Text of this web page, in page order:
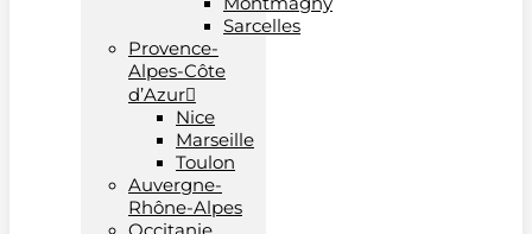
Sarcelles
Provence-
Alpes-Côte
d’Azur
Nice
Marseille
Toulon
Auvergne-
Rhône-Alpes